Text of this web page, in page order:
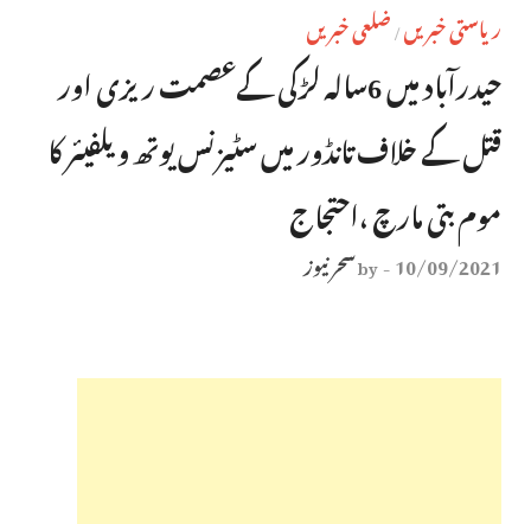
ریاستی خبریں / ضلعی خبریں
حیدرآباد میں 6سالہ لڑکی کےعصمت ریزی اور
قتل کے خلاف تانڈور میں سٹیزنس یوتھ ویلفیئر کا
موم بتی مارچ ،احتجاج
10/09/2021
-
byسحر نیوز